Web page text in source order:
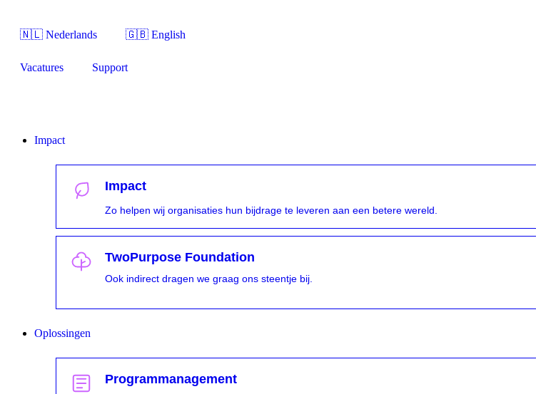
🇳🇱 Nederlands 🇬🇧 English
Vacatures Support
Impact
Impact
Zo helpen wij organisaties hun bijdrage te leveren aan een betere wereld.
TwoPurpose Foundation
Ook indirect dragen we graag ons steentje bij.
Oplossingen
Programmanagement